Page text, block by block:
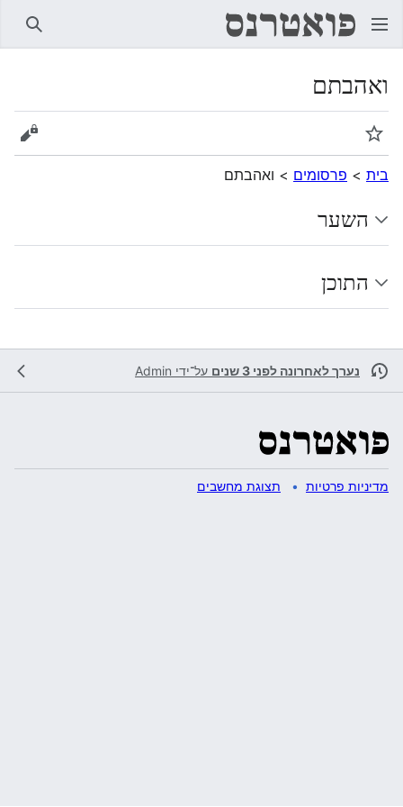
ואהבתם
מעקב
בית > פרסומים > ואהבתם
השער
התוכן
נערך לאחרונה לפני 3 שנים על־ידי Admin
מדיניות פרטיות תצוגת מחשבים